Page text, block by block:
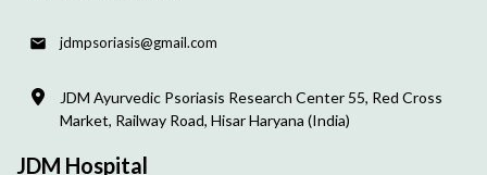
jdmpsoriasis@gmail.com
JDM Ayurvedic Psoriasis Research Center 55, Red Cross
Market, Railway Road, Hisar Haryana (India)
JDM Hospital